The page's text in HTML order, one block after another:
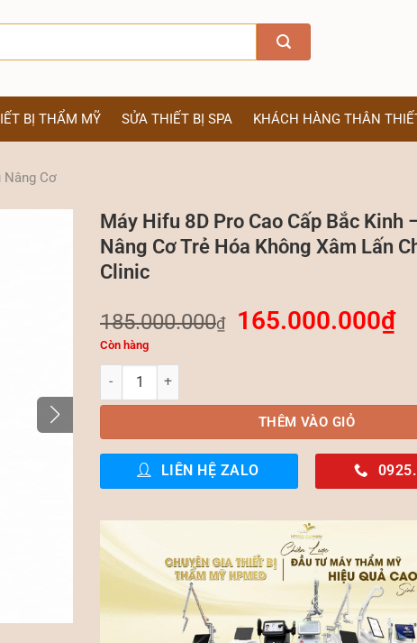
BỊ THẨM MỸ SỬA THIẾT BỊ SPA KHÁCH HÀNG THÂN
Nâng Cơ
Máy Hifu 8D Pro Cao Cấp Bắc Kinh
Nâng Cơ Trẻ Hóa Không Xâm Lấn
Clinic
185.000.000₫ 165.000.000₫
Còn hàng
Máy Hifu 8D Pro Cao Cấp Bắc Kinh – Thiết Bị Nâng Cơ
THÊM VÀO GIỎ
LIÊN HỆ ZALO